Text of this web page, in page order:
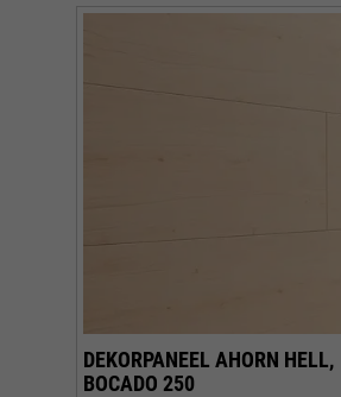
DEKORPANEEL AHORN HELL,
BOCADO 250